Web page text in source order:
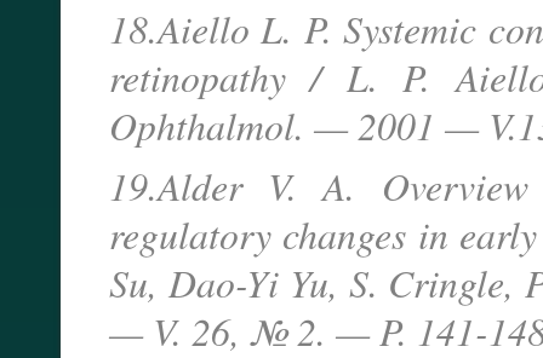
18.Aiello L. P. Systemic
retinopathy / L. P.
Ophthalmol. — 2001 —
19.Alder V. A.
regulatory changes in
Su, Dao-Yi Yu, S. Cringle,
— V. 26, № 2. — P. 141-